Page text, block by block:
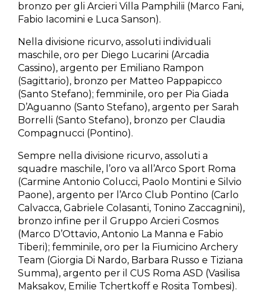
bronzo per gli Arcieri Villa Pamphilii (Marco Fani,
Fabio Iacomini e Luca Sanson).
Nella divisione ricurvo, assoluti individuali
maschile, oro per Diego Lucarini (Arcadia
Cassino), argento per Emiliano Rampon
(Sagittario), bronzo per Matteo Pappapicco
(Santo Stefano); femminile, oro per Pia Giada
D’Aguanno (Santo Stefano), argento per Sarah
Borrelli (Santo Stefano), bronzo per Claudia
Compagnucci (Pontino).
Sempre nella divisione ricurvo, assoluti a
squadre maschile, l’oro va all’Arco Sport Roma
(Carmine Antonio Colucci, Paolo Montini e Silvio
Paone), argento per l’Arco Club Pontino (Carlo
Calvacca, Gabriele Colasanti, Tonino Zaccagnini),
bronzo infine per il Gruppo Arcieri Cosmos
(Marco D’Ottavio, Antonio La Manna e Fabio
Tiberi); femminile, oro per la Fiumicino Archery
Team (Giorgia Di Nardo, Barbara Russo e Tiziana
Summa), argento per il CUS Roma ASD (Vasilisa
Maksakov, Emilie Tchertkoff e Rosita Tombesi).